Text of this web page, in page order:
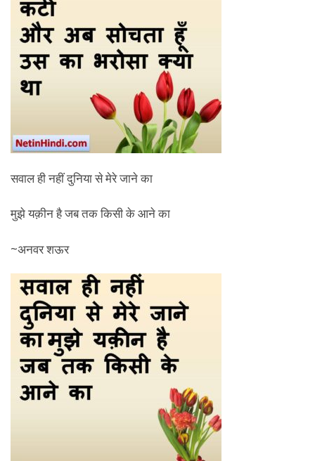
सवाल ही नहीं दुनिया से मेरे जाने का
मुझे यक़ीन है जब तक किसी के आने का
~अनवर शऊर